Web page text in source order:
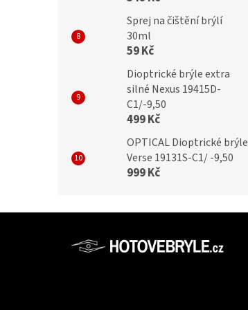
Sprej na čištění brýlí
30ml
59 Kč
Dioptrické brýle extra
silné Nexus 19415D-
C1/-9,50
499 Kč
OPTICAL Dioptrické brýle
Verse 19131S-C1/ -9,50
999 Kč